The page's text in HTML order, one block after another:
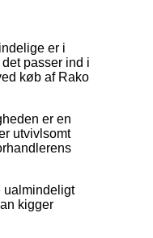
er i
passer ind i
køb af Rako
er en
utvivlsomt
ualmindeligt
kigger